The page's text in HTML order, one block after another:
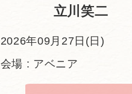
立川笑二
2026年09月27日(日)
会場 : アベニア